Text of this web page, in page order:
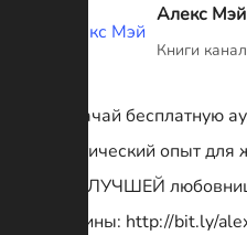
Алекс Мэй
Книги
🎁 Скачай бесплатную
Практический опыт
стать ЛУЧШЕЙ
мужчины: http://bit.ly/